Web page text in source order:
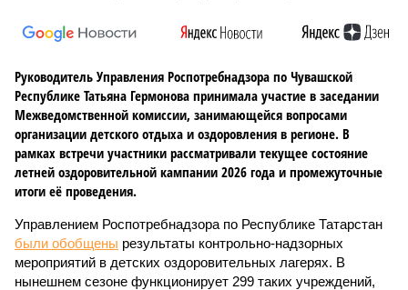
Руководитель Управления Роспотребнадзора по Чувашской
Республике Татьяна Гермонова принимала участие в заседании
Межведомственной комиссии, занимающейся вопросами
организации детского отдыха и оздоровления в регионе. В
рамках встречи участники рассматривали текущее состояние
летней оздоровительной кампании 2026 года и промежуточные
итоги её проведения.
Управлением Роспотребнадзора по Республике Татарстан
были обобщены результаты контрольно-надзорных
мероприятий в детских оздоровительных лагерях. В
нынешнем сезоне функционирует 299 таких учреждений,